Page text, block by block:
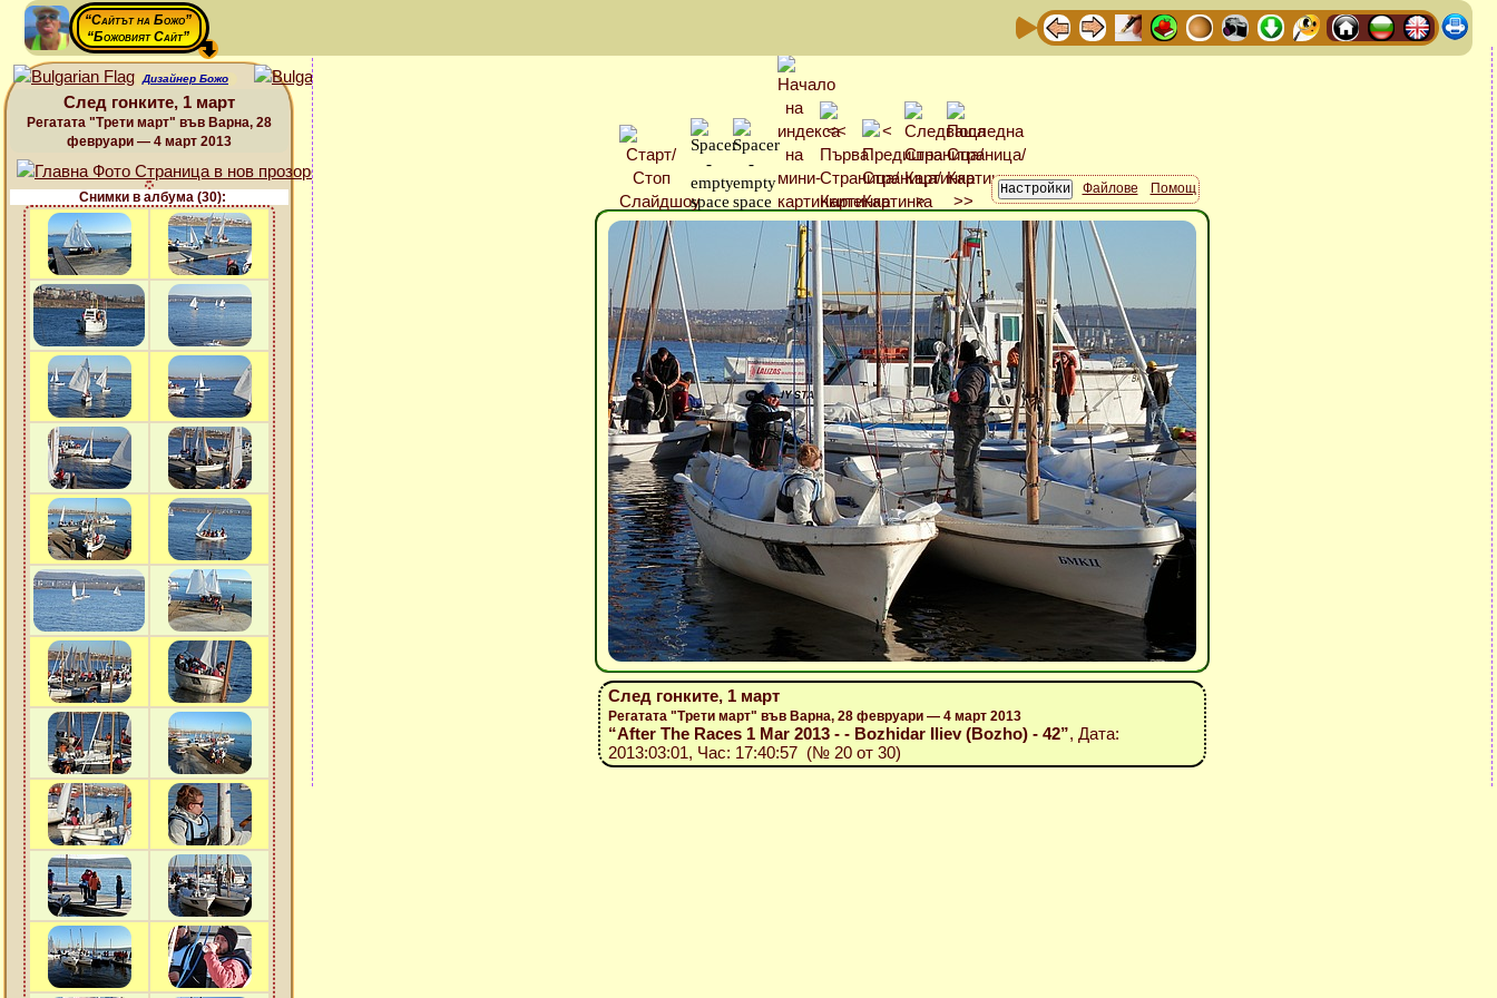
“Сайтът на Божо”
“Божовият Сайт”
Дизайнер Божо
След гонките, 1 март
Регатата "Трети март" във Варна, 28
февруари — 4 март 2013
Снимки в албума (30):
Файлове Помощ
След гонките, 1 март
Регатата "Трети март" във Варна, 28 февруари — 4 март 2013
“After The Races 1 Mar 2013 - - Bozhidar Iliev (Bozho) - 42”, Дата:
2013:03:01, Час: 17:40:57 (№ 20 от 30)